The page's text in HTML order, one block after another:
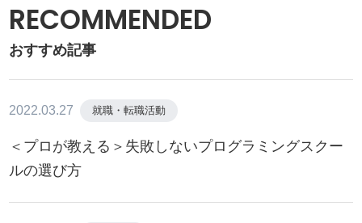
RECOMMENDED
おすすめ記事
2022.03.27 就職・転職活動
＜プロが教える＞失敗しないプログラミングスクー
ルの選び方